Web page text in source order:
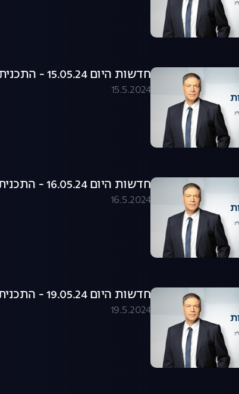
חדשות היום 15.05.24 - התכנית המלאה
15.5.2024
חדשות היום 16.05.24 - התכנית המלאה
16.5.2024
חדשות היום 19.05.24 - התכנית המלאה
19.5.2024